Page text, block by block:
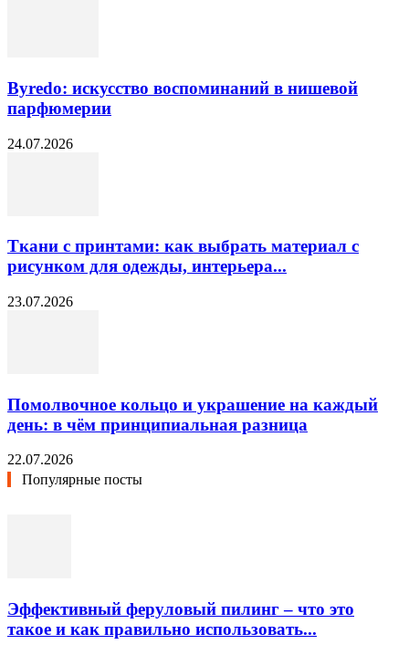
Byredo: искусство воспоминаний в нишевой
парфюмерии
24.07.2026
Ткани с принтами: как выбрать материал с
рисунком для одежды, интерьера...
23.07.2026
Помолвочное кольцо и украшение на каждый
день: в чём принципиальная разница
22.07.2026
Популярные посты
Эффективный феруловый пилинг – что это
такое и как правильно использовать...